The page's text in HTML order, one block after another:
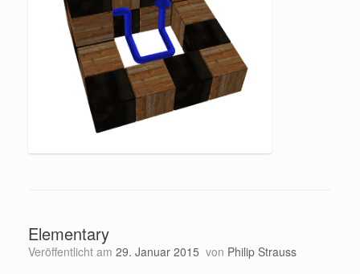
Elementary
Veröffentlicht am 29. Januar 2015 von Philip Strauss